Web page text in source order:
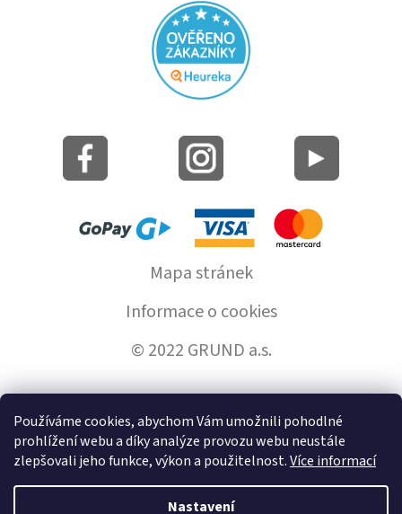
Používáme cookies, abychom Vám umožnili pohodlné
prohlížení webu a díky analýze provozu webu neustále
zlepšovali jeho funkce, výkon a použitelnost.Více informací
Nastavení
Mapa stránek
Informace o cookies
© 2022 GRUND a.s.
Vytvořil Shoptet